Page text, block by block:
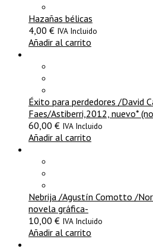
Hazañas bélicas
4,00 € IVA Incluido
Añadir al carrito
Éxito para perdedores /David
Faes/Astiberri,2012, nuevo*
60,00 € IVA Incluido
Añadir al carrito
Nebrija /Agustín Comotto /
novela gráfica-
10,00 € IVA Incluido
Añadir al carrito